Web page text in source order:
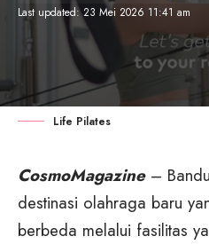
Last updated: 23 Mei 2026 11:41 am
Life Pilates
CosmoMagazine–
destinasi olahraga baru
berbeda melalui fasilitas